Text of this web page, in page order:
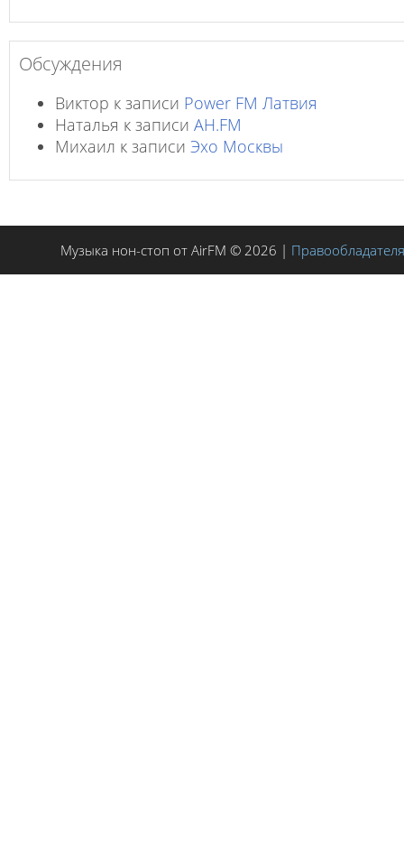
Обсуждения
Виктор к записи Power FM Латвия
Наталья к записи AH.FM
Михаил к записи Эхо Москвы
Музыка нон-стоп от AirFM © 2026 |